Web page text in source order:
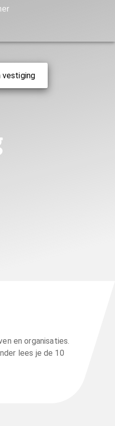
vestiging
en organisaties.
lees je de 10